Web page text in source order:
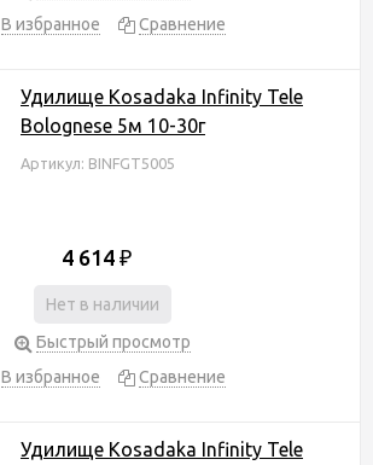
В избранное
Сравнение
Удилище Kosadaka Infinity Tele
Bolognese 5м 10-30г
Артикул: BINFGT5005
4 614 ₽
Нет в наличии
Быстрый просмотр
В избранное
Сравнение
Удилище Kosadaka Infinity Tele